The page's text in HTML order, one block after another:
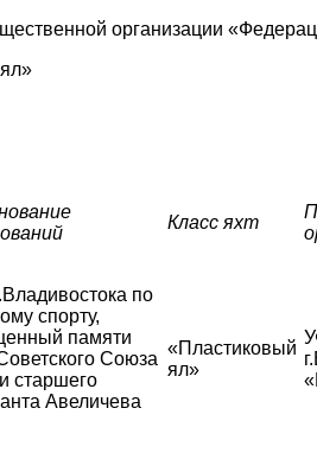
организации
Класс яхт
по
спорту,
памяти
Союза
старшего
Авеличева
«Пластиковый
ял»